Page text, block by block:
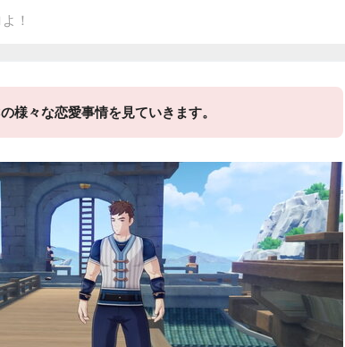
！
様々な恋愛事情を見ていきます。